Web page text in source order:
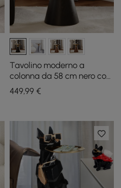
Tavolino moderno a
colonna da 58 cm nero con
piano in pietra sinterizzata
449,99€